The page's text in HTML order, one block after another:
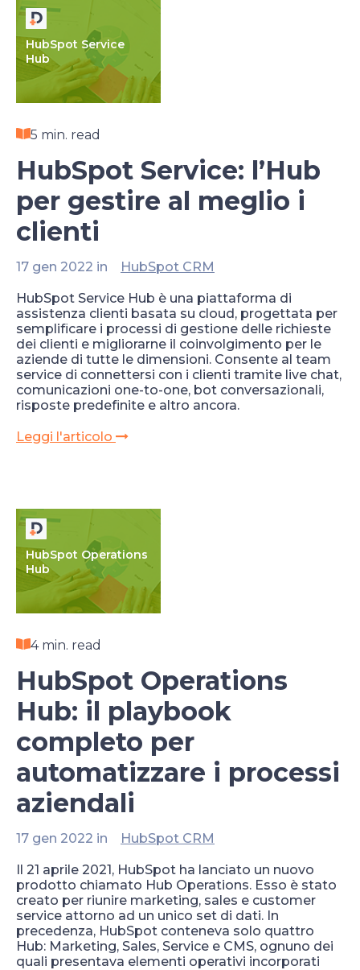
HubSpot Service
Hub
5 min. read
HubSpot Service: l’Hub
per gestire al meglio i
clienti
17 gen 2022 in HubSpot CRM
HubSpot Service Hub è una piattaforma di
assistenza clienti basata su cloud, progettata per
semplificare i processi di gestione delle richieste
dei clienti e migliorarne il coinvolgimento per le
aziende di tutte le dimensioni. Consente al team
service di connettersi con i clienti tramite live chat,
comunicazioni one-to-one, bot conversazionali,
risposte predefinite e altro ancora.
Leggi l'articolo
HubSpot Operations
Hub
4 min. read
HubSpot Operations
Hub: il playbook
completo per
automatizzare i processi
aziendali
17 gen 2022 in HubSpot CRM
Il 21 aprile 2021, HubSpot ha lanciato un nuovo
prodotto chiamato Hub Operations. Esso è stato
creato per riunire marketing, sales e customer
service attorno ad un unico set di dati. In
precedenza, HubSpot conteneva solo quattro
Hub: Marketing, Sales, Service e CMS, ognuno dei
quali presentava elementi operativi incorporati